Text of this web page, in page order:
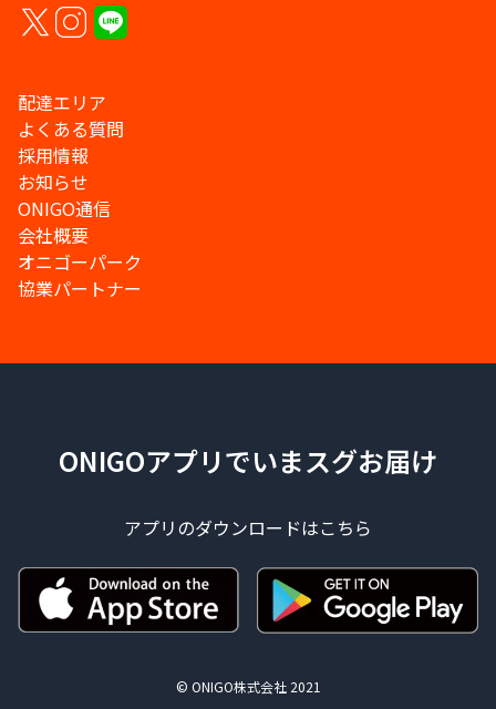
配達エリア
よくある質問
採用情報
お知らせ
ONIGO通信
会社概要
オニゴーパーク
協業パートナー
ONIGOアプリでいまスグお届け
アプリのダウンロードはこちら
© ONIGO株式会社 2021